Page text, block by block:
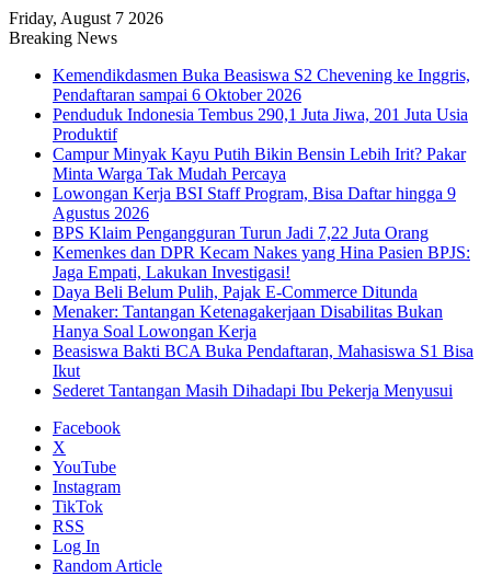
Friday, August 7 2026
Breaking News
Kemendikdasmen Buka Beasiswa S2 Chevening ke Inggris,
Pendaftaran sampai 6 Oktober 2026
Penduduk Indonesia Tembus 290,1 Juta Jiwa, 201 Juta Usia
Produktif
Campur Minyak Kayu Putih Bikin Bensin Lebih Irit? Pakar
Minta Warga Tak Mudah Percaya
Lowongan Kerja BSI Staff Program, Bisa Daftar hingga 9
Agustus 2026
BPS Klaim Pengangguran Turun Jadi 7,22 Juta Orang
Kemenkes dan DPR Kecam Nakes yang Hina Pasien BPJS:
Jaga Empati, Lakukan Investigasi!
Daya Beli Belum Pulih, Pajak E-Commerce Ditunda
Menaker: Tantangan Ketenagakerjaan Disabilitas Bukan
Hanya Soal Lowongan Kerja
Beasiswa Bakti BCA Buka Pendaftaran, Mahasiswa S1 Bisa
Ikut
Sederet Tantangan Masih Dihadapi Ibu Pekerja Menyusui
Facebook
X
YouTube
Instagram
TikTok
RSS
Log In
Random Article